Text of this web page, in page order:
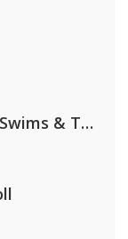
David Guetta, Teddy Swims & Tones And I